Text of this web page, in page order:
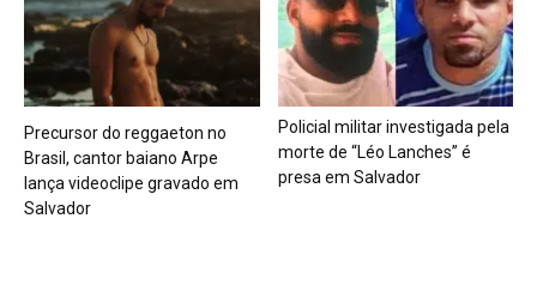
Precursor do reggaeton no
Brasil, cantor baiano Arpe
lança videoclipe gravado em
Salvador
Policial militar investigada pela
morte de “Léo Lanches” é
presa em Salvador